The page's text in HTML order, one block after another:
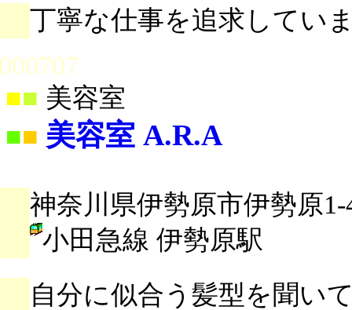
丁寧な仕事を追求してい
■ 美容室
■■ 美容室 A.R.A
神奈川県伊勢原市伊勢原1-
小田急線 伊勢原駅
自分に似合う髪型を聞い